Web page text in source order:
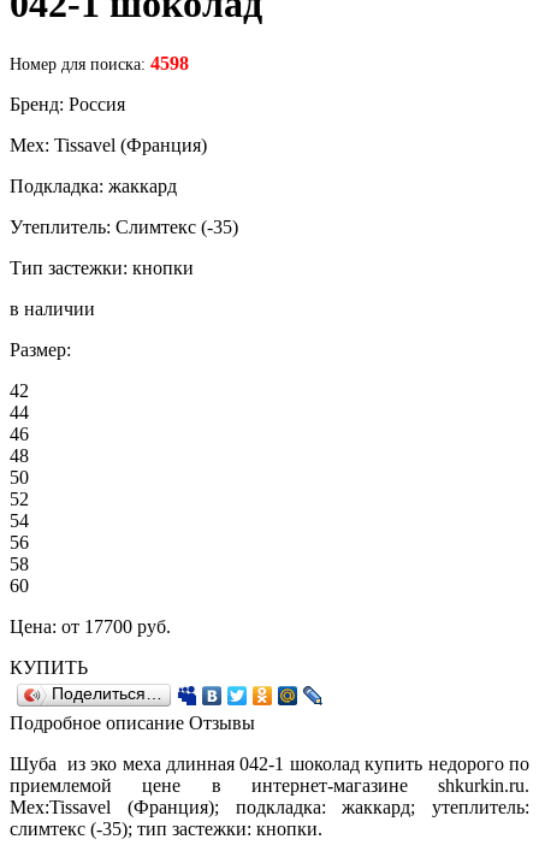
Номер для поиска: 4598
Бренд: Россия
Мех: Tissavel (Франция)
Подкладка: жаккард
Утеплитель: Слимтекс (-35)
Тип застежки: кнопки
в наличии
Размер:
42
44
46
48
50
52
54
56
58
60
Цена: от 17700 руб.
КУПИТЬ
Поделиться…
Подробное описание Отзывы
Шуба из эко меха длинная 042-1 шоколад купить недорого по
приемлемой цене в интернет-магазине shkurkin.ru.
Мех:Tissavel (Франция); подкладка: жаккард; утеплитель:
слимтекс (-35); тип застежки: кнопки.